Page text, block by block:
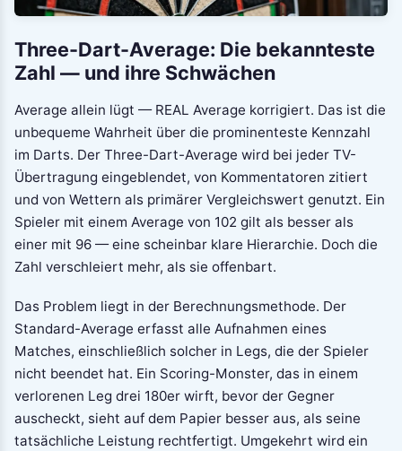
Three-Dart-Average: Die bekannteste
Zahl — und ihre Schwächen
Average allein lügt — REAL Average korrigiert. Das ist die
unbequeme Wahrheit über die prominenteste Kennzahl
im Darts. Der Three-Dart-Average wird bei jeder TV-
Übertragung eingeblendet, von Kommentatoren zitiert
und von Wettern als primärer Vergleichswert genutzt. Ein
Spieler mit einem Average von 102 gilt als besser als
einer mit 96 — eine scheinbar klare Hierarchie. Doch die
Zahl verschleiert mehr, als sie offenbart.
Das Problem liegt in der Berechnungsmethode. Der
Standard-Average erfasst alle Aufnahmen eines
Matches, einschließlich solcher in Legs, die der Spieler
nicht beendet hat. Ein Scoring-Monster, das in einem
verlorenen Leg drei 180er wirft, bevor der Gegner
auscheckt, sieht auf dem Papier besser aus, als seine
tatsächliche Leistung rechtfertigt. Umgekehrt wird ein